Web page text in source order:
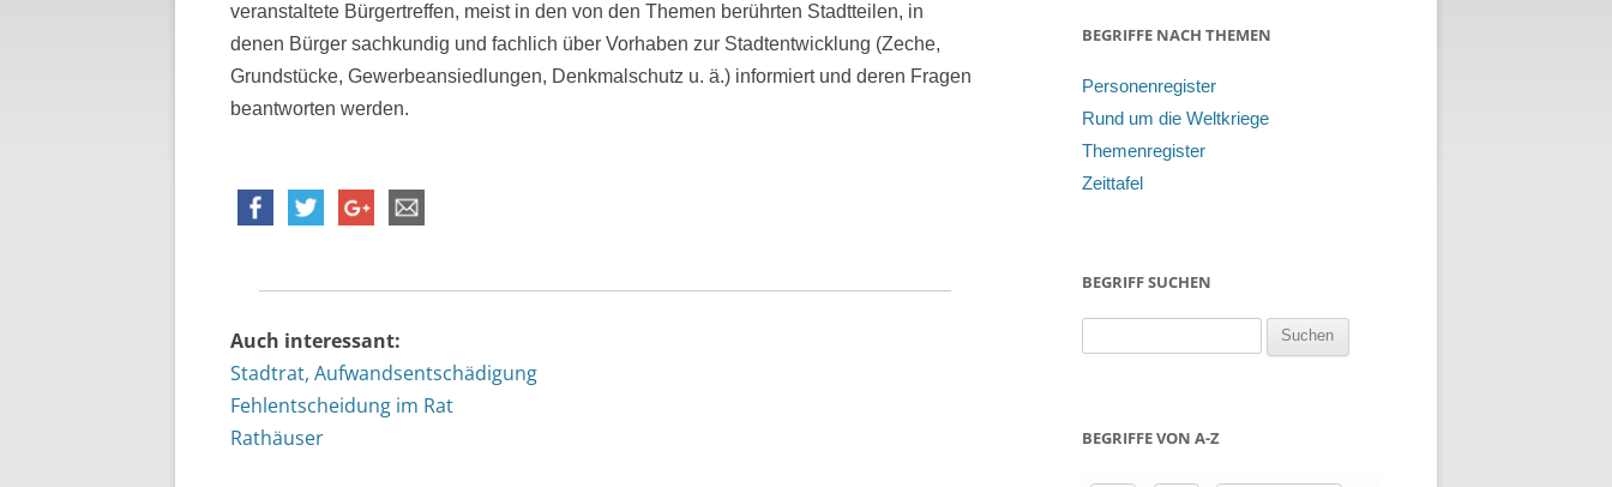
ZEITTAFEL
veranstaltete Bürgertreffen, meist in den von den Themen berührten Stadtteilen, in
denen Bürger sachkundig und fachlich über Vorhaben zur Stadtentwicklung (Zeche,
Grundstücke, Gewerbeansiedlungen, Denkmalschutz u. ä.) informiert und deren Fragen
beantworten werden.
Auch interessant:
Stadtrat, Aufwandsentschädigung
Fehlentscheidung im Rat
Rathäuser
BEGRIFFE NACH THEMEN
Personenregister
Rund um die Weltkriege
Themenregister
Zeittafel
BEGRIFF SUCHEN
h
BEGRIFFE VON A-Z